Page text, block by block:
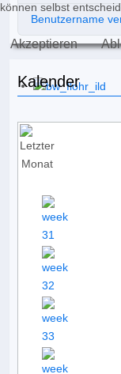
Benutzername
Kalender
können selbst
Akzeptieren